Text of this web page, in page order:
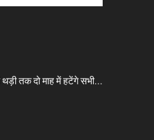
थड़ी तक दो माह में हटेंगे सभी...